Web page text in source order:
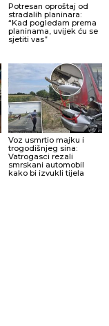
Potresan oproštaj od
stradalih planinara:
“Kad pogledam prema
planinama, uvijek ću se
sjetiti vas”
Voz usmrtio majku i
trogodišnjeg sina:
Vatrogasci rezali
smrskani automobil
kako bi izvukli tijela